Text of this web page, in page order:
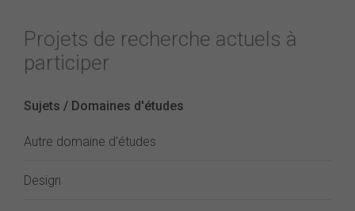
Projets de recherche actuels à
participer
Sujets / Domaines d'études
Autre domaine d'études
Design